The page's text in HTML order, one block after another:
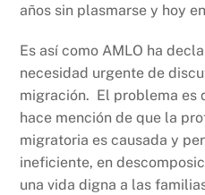
años sin plasmarse y hoy
Es así como AMLO ha
necesidad urgente de
migración. El problema es
hace mención de que la
migratoria es causada y
ineficiente, en
una vida digna a las